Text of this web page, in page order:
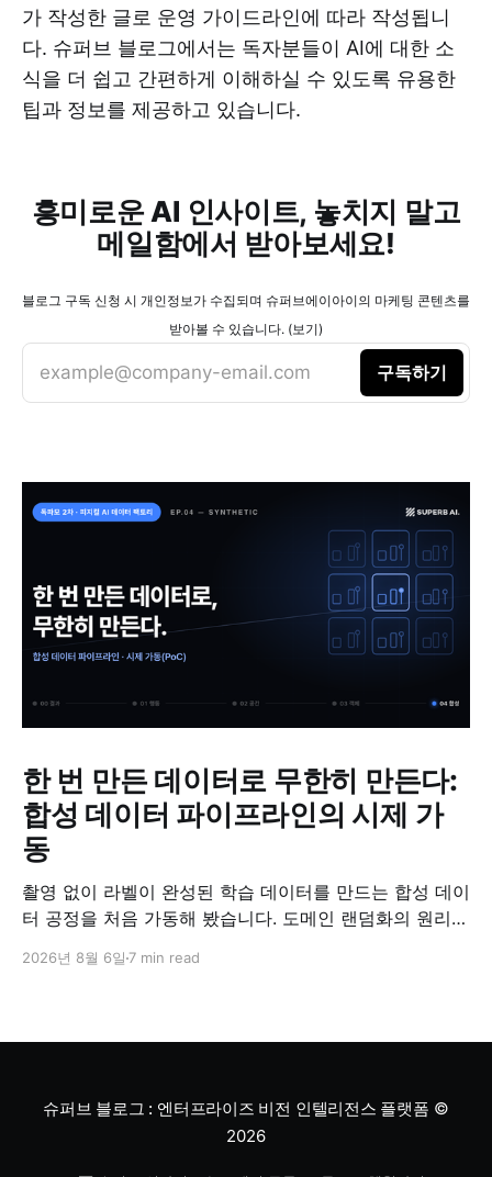
가 작성한 글로 운영 가이드라인에 따라 작성됩니
다. 슈퍼브 블로그에서는 독자분들이 AI에 대한 소
식을 더 쉽고 간편하게 이해하실 수 있도록 유용한
팁과 정보를 제공하고 있습니다.
흥미로운 AI 인사이트, 놓치지 말고
메일함에서 받아보세요!
블로그 구독 신청 시 개인정보가 수집되며 슈퍼브에이아이의 마케팅 콘텐츠를
받아볼 수 있습니다. (보기)
example@company-email.com 구독하기
한 번 만든 데이터로 무한히 만든다:
합성 데이터 파이프라인의 시제 가
동
촬영 없이 라벨이 완성된 학습 데이터를 만드는 합성 데이
터 공정을 처음 가동해 봤습니다. 도메인 랜덤화의 원리와
리했습니다.
2026년 8월 6일 7 min read
슈퍼브 블로그 : 엔터프라이즈 비전 인텔리전스 플랫폼 ©
2026